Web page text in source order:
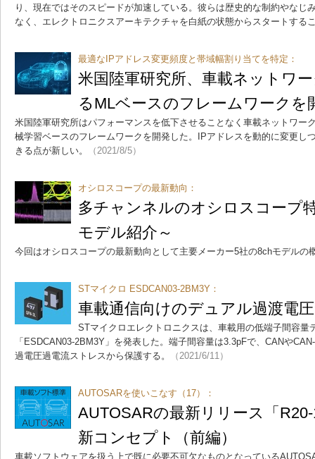
り、現在ではそのスピードが加速している。彼らは歴史的な制約やなじ
なく、エレクトロニクスアーキテクチャを白紙の状態からスタートする
最適なIPアドレス変更頻度と帯域幅割り当てを特定：
米国陸軍研究所、車載ネットワ
るMLベースのフレームワークを
米国陸軍研究所はパフォーマンスを低下させることなく車載ネットワー
械学習ベースのフレームワークを開発した。IPアドレスを動的に変更し
きる点が新しい。
（2021/8/5）
オシロスコープの最新動向：
多チャンネルのオシロスコープ
モデル紹介～
今回はオシロスコープの最新動向として主要メーカー5社の8chモデルの
STマイクロ ESDCAN03-2BM3Y：
車載通信向けのデュアル過渡電
STマイクロエレクトロニクスは、車載用の低端子間容量
「ESDCAN03-2BM3Y」を発表した。端子間容量は3.3pFで、CANや
過電圧過電流ストレスから保護する。
（2021/6/11）
AUTOSARを使いこなす（17）：
AUTOSARの最新リリース「
新コンセプト（前編）
車載ソフトウェアを扱う上で既に必要不可欠なものとなっている